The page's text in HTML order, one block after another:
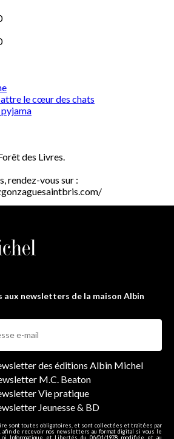
le cœur des chats
des Livres.
rendez-vous sur :
aux newsletters de la maison Albin
des éditions Albin Michel
M.C. Beaton
Vie pratique
Jeunesse & BD
sont toutes obligatoires, et sont collectées et traitées par
de recevoir nos newsletters au format digital si vous le
Informatique et Libertés du 06/01/1978 modifiée et au